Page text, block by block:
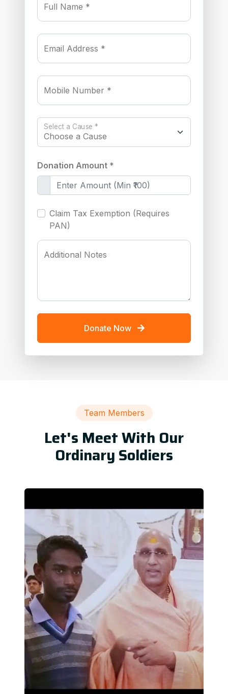
Full Name *
Email Address *
Mobile Number *
Select a Cause *
Donation Amount *
Claim Tax Exemption (Requires
PAN)
Additional Notes
Donate Now
Team Members
Let's Meet With Our
Ordinary Soldiers